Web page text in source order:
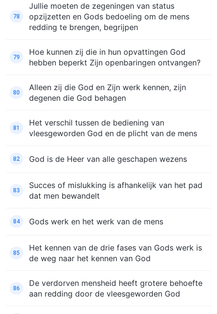
78
Jullie moeten de zegeningen van status
opzijzetten en Gods bedoeling om de mens
redding te brengen, begrijpen
79
Hoe kunnen zij die in hun opvattingen God
hebben beperkt Zijn openbaringen ontvangen?
80
Alleen zij die God en Zijn werk kennen, zijn
degenen die God behagen
81
Het verschil tussen de bediening van
vleesgeworden God en de plicht van de mens
82 God is de Heer van alle geschapen wezens
83
Succes of mislukking is afhankelijk van het pad
dat men bewandelt
84 Gods werk en het werk van de mens
85
Het kennen van de drie fases van Gods werk is
de weg naar het kennen van God
86
De verdorven mensheid heeft grotere behoefte
aan redding door de vleesgeworden God